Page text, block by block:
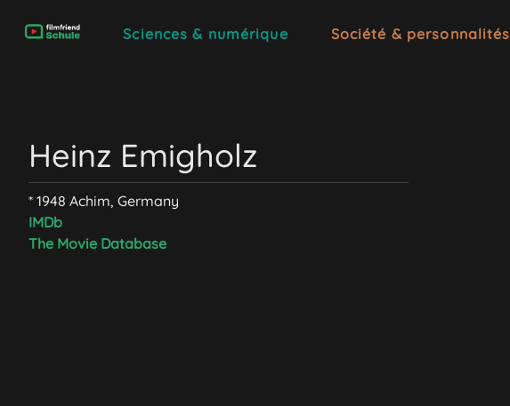
Sciences & numérique Société & personnalités
Heinz Emigholz
* 1948 Achim, Germany
IMDb
The Movie Database